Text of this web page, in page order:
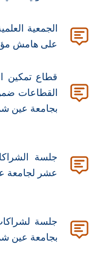
الجمعية
على هامش
قطاع تمكين
القطاعات
بجامعة عين
جلسة
عشر
جلسة
بجامعة عين